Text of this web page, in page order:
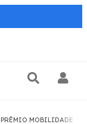
PRÊMIO MOBILIDADE